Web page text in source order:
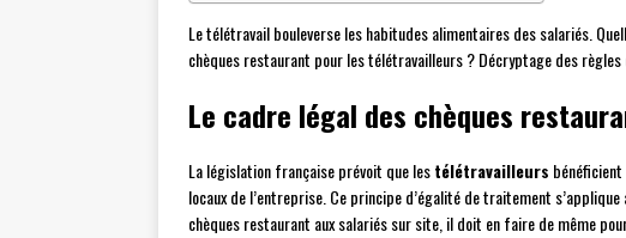
Le télétravail bouleverse les habitudes alimentaires des salariés.
chèques restaurant pour les télétravailleurs ? Décryptage des
Le cadre légal des chèques
La législation française prévoit que lestélétravailleurs
locaux de l’entreprise. Ce principe d’égalité de traitement s’applique
chèques restaurant aux salariés sur site, il doit en faire de même